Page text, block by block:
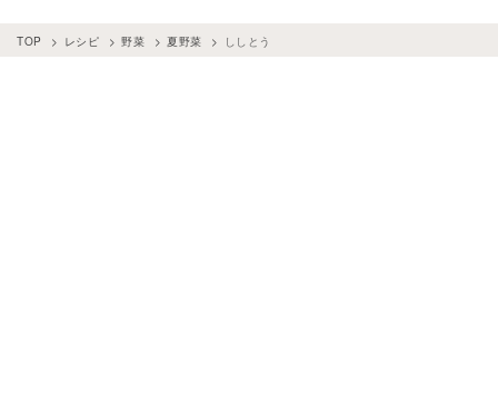
TOP レシピ 野菜 夏野菜 ししとう